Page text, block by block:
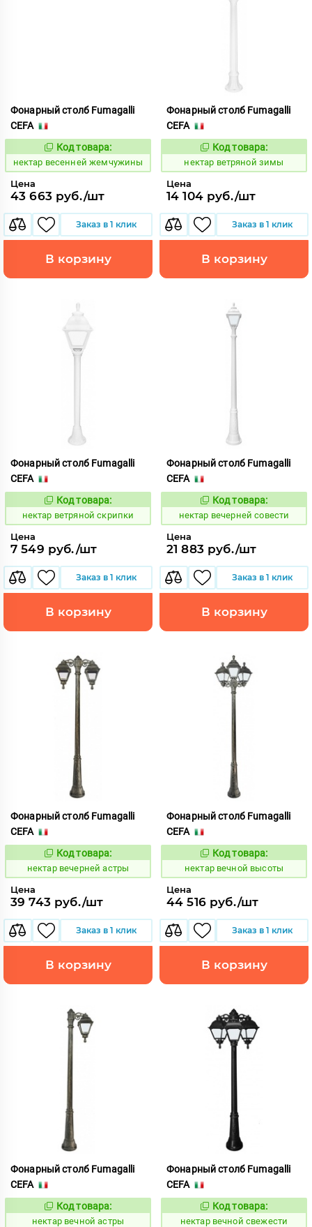
Фонарный столб Fumagalli
CEFA
Код:
1126276
Код товара:
нектар весенней жемчужины
Цена
43 663 руб./шт
Заказ в 1 клик
В корзину
Фонарный столб Fumagalli
CEFA
Код:
1126407
Код товара:
нектар ветряной зимы
Цена
14 104 руб./шт
Заказ в 1 клик
В корзину
Фонарный столб Fumagalli
CEFA
Код:
1126467
Код товара:
нектар ветряной скрипки
Цена
7 549 руб./шт
Заказ в 1 клик
В корзину
Фонарный столб Fumagalli
CEFA
Код:
1126523
Код товара:
нектар вечерней совести
Цена
21 883 руб./шт
Заказ в 1 клик
В корзину
Фонарный столб Fumagalli
CEFA
Код:
1126581
Код товара:
нектар вечерней астры
Цена
39 743 руб./шт
Заказ в 1 клик
В корзину
Фонарный столб Fumagalli
CEFA
Код:
1126632
Код товара:
нектар вечной высоты
Цена
44 516 руб./шт
Заказ в 1 клик
В корзину
Фонарный столб Fumagalli
CEFA
Код:
1126706
Код товара:
нектар вечной астры
Фонарный столб Fumagalli
CEFA
Код:
1126708
Код товара:
нектар вечной свежести